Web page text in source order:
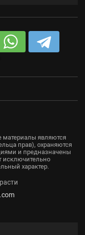
материалы являются
прав), охраняются
и предназначены
исключительно
характер.